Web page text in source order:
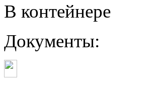
В контейнере
Документы: